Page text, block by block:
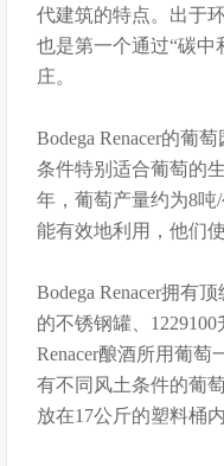
代建筑的特点。出于
也是第一个通过“碳中
庄。
Bodega Renacer的葡
条件特别适合葡萄的
年，葡萄产量约为8
能有效地利用，他们
Bodega Renacer拥有
的不锈钢罐、
Renacer酿酒所用葡
有不同风土条件的葡
放在17公斤的塑料桶